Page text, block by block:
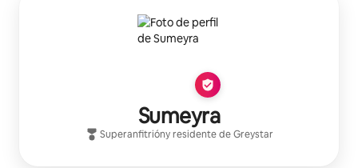
Sumeyra
Superanfitrióny residente deGreystar